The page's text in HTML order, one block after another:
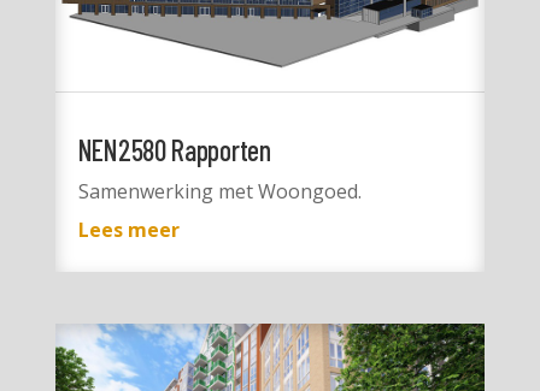
NEN2580 Rapporten
Samenwerking met Woongoed.
Lees meer